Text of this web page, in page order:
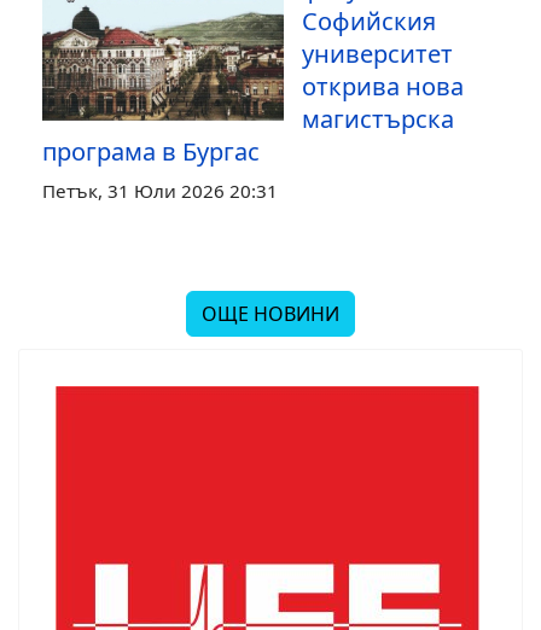
Софийския
университет
открива нова
магистърска
програма в Бургас
Петък, 31 Юли 2026 20:31
ОЩЕ НОВИНИ